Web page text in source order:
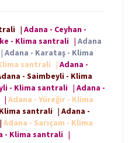
| Adana - Ceyhan -
- Klima santrali | Adana
| Adana - Karataş - Klima
santrali | Adana -
- Saimbeyli - Klima
- Klima santrali | Adana -
| Adana - Yüreğir - Klima
santrali | Adana -
| Adana - Sarıçam - Klima
- Klima santrali |